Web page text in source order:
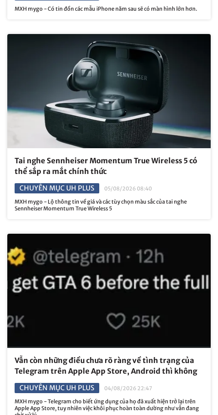
MXH mygo - Có tin đồn các mẫu iPhone năm sau sẽ có màn hình lớn hơn.
Tai nghe Sennheiser Momentum True Wireless 5 có
thể sắp ra mắt chính thức
CHUYÊN MỤC UH PLUS
05/08/2026 08:40
MXH mygo - Lộ thông tin về giá và các tùy chọn màu sắc của tai nghe
Sennheiser Momentum True Wireless 5
Vẫn còn những điều chưa rõ ràng về tình trạng của
Telegram trên Apple App Store, Android thì không
CHUYÊN MỤC UH PLUS
04/08/2026 22:47
MXH mygo - Telegram cho biết ứng dụng của họ đã xuất hiện trở lại trên
Apple App Store, tuy nhiên việc khôi phục hoàn toàn dường như vẫn đang